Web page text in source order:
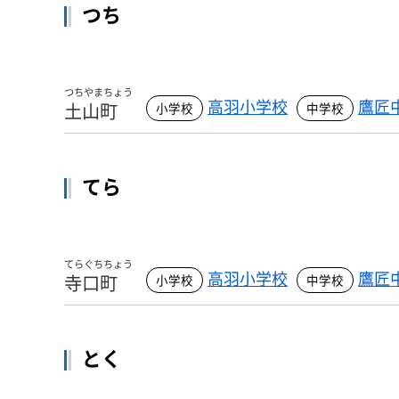
つち
つちやまちょう
土山町 高羽小学校 鷹匠
てら
てらぐちちょう
寺口町 高羽小学校 鷹匠
とく